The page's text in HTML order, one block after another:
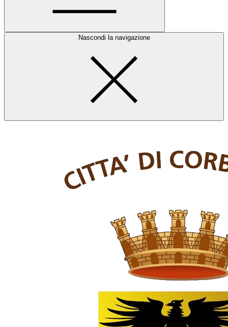
Nascondi la navigazione